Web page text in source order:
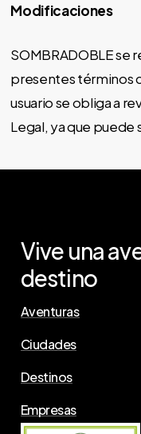
Modificaciones
SOMBRADOBLE se
presentes términos
usuario se obliga a
Legal, ya que puede
Vive una
destino
Aventuras
Ciudades
Destinos
Empresas